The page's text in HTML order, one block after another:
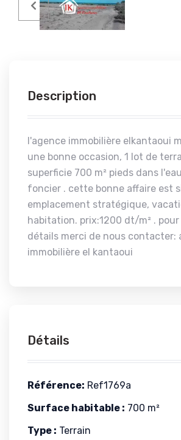
Description
l'agence immobilière elkantaoui
une bonne occasion, 1 lot de
superficie 700 m² pieds dans
foncier . cette bonne affaire est
emplacement stratégique,
habitation. prix:1200 dt/m² .
détails merci de nous contacter:
immobilière el kantaoui
Détails
Référence: Ref1769a
Surface habitable : 700 m²
Type : Terrain